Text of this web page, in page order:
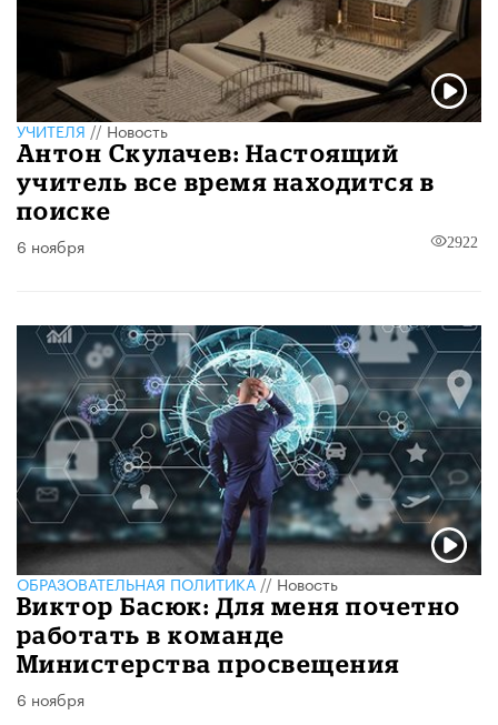
УЧИТЕЛЯ//Новость
Антон Скулачев: Настоящий
учитель все время находится в
поиске
6 ноября 2922
ОБРАЗОВАТЕЛЬНАЯ ПОЛИТИКА//Новость
Виктор Басюк: Для меня почетно
работать в команде
Министерства просвещения
6 ноября